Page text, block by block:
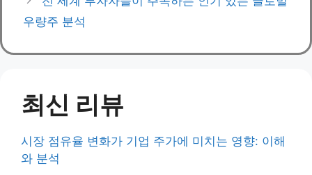
우량주 분석
최신 리뷰
시장 점유율 변화가 기업 주가에 미치는 영향: 이해
와 분석